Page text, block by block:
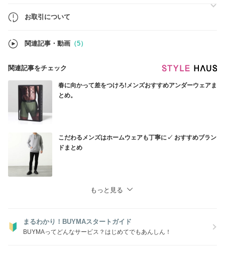
お取引について
関連記事・動画 （5）
関連記事をチェック
春に向かって差をつけろ!メンズおすすめアンダーウェアま
とめ。
こだわるメンズはホームウェアも丁寧に✓ おすすめブラン
ドまとめ
もっと見る
まるわかり！BUYMAスタートガイド
BUYMAってどんなサービス？はじめてでもあんしん！